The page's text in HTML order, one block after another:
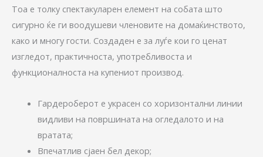
Тоа е толку спектакуларен елемент на собата што
сигурно ќе ги воодушеви членовите на домаќинството,
како и многу гости. Создаден е за луѓе кои го ценат
изгледот, практичноста, употребливоста и
функционалноста на купениот производ.
Гардероберот е украсен со хоризонтални линии
видливи на површината на огледалото и на
вратата;
Впечатлив сјаен бел декор;